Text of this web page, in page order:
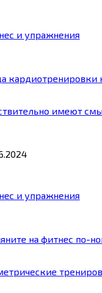
и упражнения
кардиотренировки
имеют
и упражнения
на фитнес по-